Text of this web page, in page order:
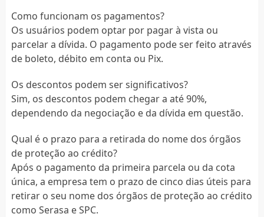
Como funcionam os pagamentos?
Os usuários podem optar por pagar à vista ou
parcelar a dívida. O pagamento pode ser feito através
de boleto, débito em conta ou Pix.
Os descontos podem ser significativos?
Sim, os descontos podem chegar a até 90%,
dependendo da negociação e da dívida em questão.
Qual é o prazo para a retirada do nome dos órgãos
de proteção ao crédito?
Após o pagamento da primeira parcela ou da cota
única, a empresa tem o prazo de cinco dias úteis para
retirar o seu nome dos órgãos de proteção ao crédito
como Serasa e SPC.